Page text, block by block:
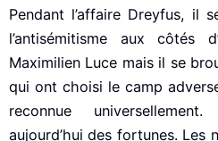
Pendant l’affaire Dreyfus, il
l’antisémitisme aux côtés
Maximilien Luce mais il se
qui ont choisi le camp
reconnue
aujourd’hui des fortunes. Les